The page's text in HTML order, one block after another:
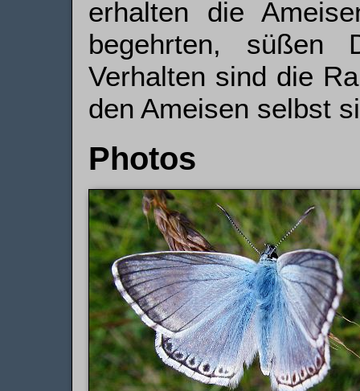
erhalten die
begehrten, süßen
Verhalten sind die
den Ameisen selbst
Photos